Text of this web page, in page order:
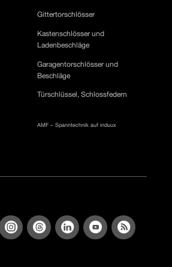
Gittertorschlösser
Kastenschlösser und
Ladenbeschläge
Garagentorschlösser und
Beschläge
Türschlüssel, Schlossfedern
AMF – Spanntechnik auf induux